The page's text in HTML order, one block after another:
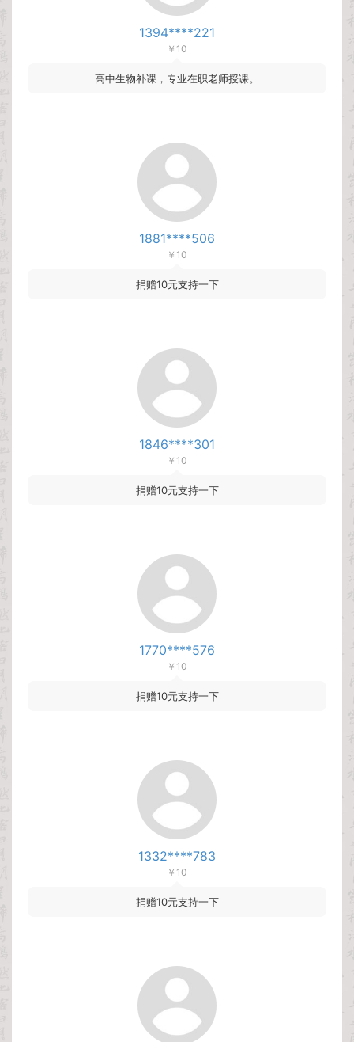
1394****221
￥10
高中生物补课，专业在职老师授课。
1881****506
￥10
捐赠10元支持一下
1846****301
￥10
捐赠10元支持一下
1770****576
￥10
捐赠10元支持一下
1332****783
￥10
捐赠10元支持一下